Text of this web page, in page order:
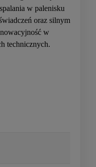
w palenisku
oraz silnym
w
technicznych.